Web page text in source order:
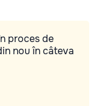
proces de
nou în câteva